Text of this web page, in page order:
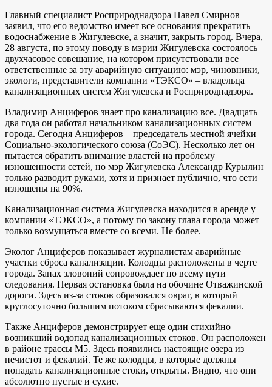
Главный специалист Росприроднадзора Павел Смирнов
заявил, что его ведомство имеет все основания прекратить
водоснабжение в Жигулевске, а значит, закрыть город. Вчера,
28 августа, по этому поводу в мэрии Жигулевска состоялось
двухчасовое совещание, на котором присутствовали все
ответственные за эту аварийную ситуацию: мэр, чиновники,
экологи, представители компании «ТЭКСО» – владельца
канализационных систем Жигулевска и Росприроднадзора.
Владимир Анциферов знает про канализацию все. Двадцать
два года он работал начальником канализационных систем
города. Сегодня Анциферов – председатель местной ячейки
Социально-экологического союза (СоЭС). Несколько лет он
пытается обратить внимание властей на проблему
изношенности сетей, но мэр Жигулевска Александр Курылин
только разводит руками, хотя и признает публично, что сети
изношены на 90%.
Канализационная система Жигулевска находится в аренде у
компании «ТЭКСО», а потому по закону глава города может
только возмущаться вместе со всеми. Не более.
Эколог Анциферов показывает журналистам аварийные
участки сброса канализации. Колодцы расположены в черте
города. Запах зловоний сопровождает по всему пути
следования. Первая остановка была на обочине Отважинской
дороги. Здесь из-за стоков образовался овраг, в который
круглосуточно большим потоком сбрасываются фекалии.
Также Анциферов демонстрирует еще один стихийно
возникший водопад канализационных стоков. Он расположен
в районе трассы М5. Здесь появились настоящие озера из
нечистот и фекалий. Те же колодцы, в которые должны
попадать канализационные стоки, открыты. Видно, что они
абсолютно пустые и сухие.